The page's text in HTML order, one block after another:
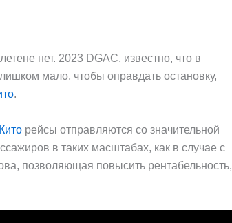
нет. 2023 DGAC, известно, что в
мало, чтобы оправдать остановку,
.
Кито рейсы отправляются со значительной
в таких масштабах, как в случае с
позволяющая повысить рентабельность,